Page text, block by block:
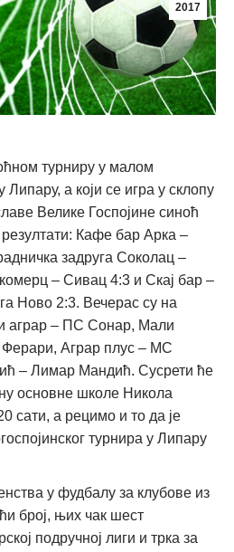
2017
турниру у малом
Липару, а који се игра у склопу
Велике Госпојине синоћ
Кафе бар Арка –
задруга Соколац –
– Сивац 4:3 и Скај бар –
Ново 2:3. Вечерас су на
аграр – ПС Сонар, Мали
Ферари, Аграр плус – МС
– Лимар Мандић. Сусрети ће
основне школе Никола
сати, а рецимо и то да је
турнира у Липару
у фудбалу за клубове из
број, њих чак шест
подручној лиги и трка за